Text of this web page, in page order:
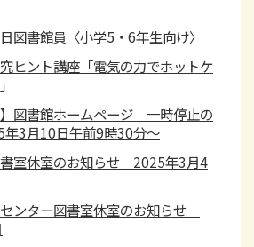
図書館員〈小学5・6年生向け〉
究ヒント講座「電気の力でホットケ
】図書館ホームページ 一時停止の
3月10日午前9時30分～
室休室のお知らせ 2025年3月4
ンター図書室休室のお知らせ